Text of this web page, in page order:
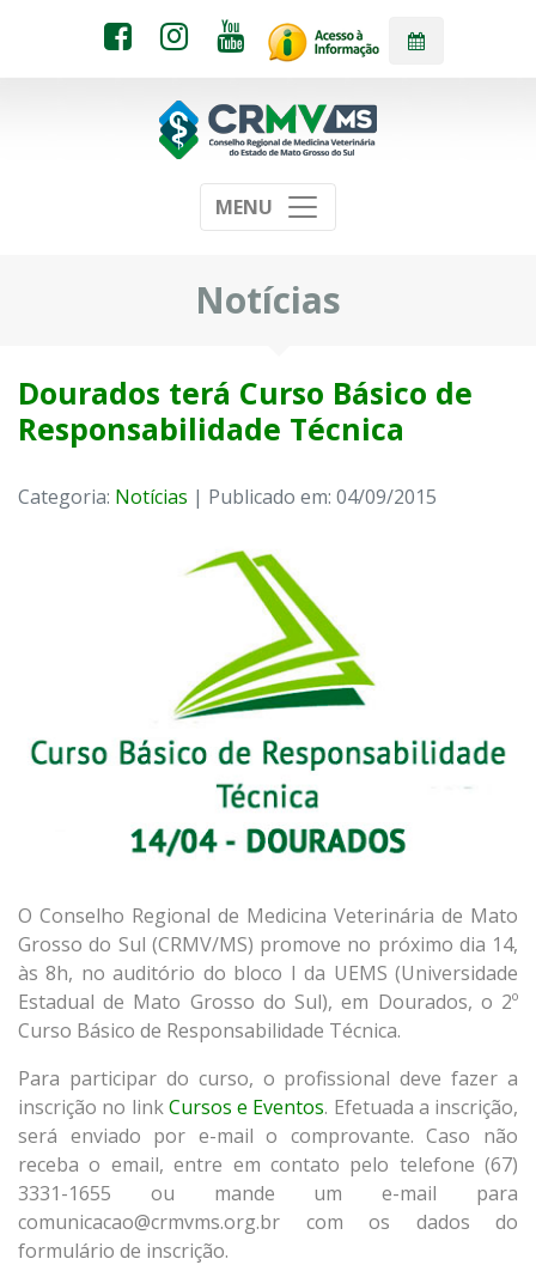
MENU
Notícias
Dourados terá Curso Básico de
Responsabilidade Técnica
Categoria: Notícias | Publicado em: 04/09/2015
O Conselho Regional de Medicina Veterinária de Mato
Grosso do Sul (CRMV/MS) promove no próximo dia 14,
às 8h, no auditório do bloco I da UEMS (Universidade
Estadual de Mato Grosso do Sul), em Dourados, o 2º
Curso Básico de Responsabilidade Técnica.
Para participar do curso, o profissional deve fazer a
inscrição no linkCursos e Eventos. Efetuada a inscrição,
será enviado por e-mail o comprovante. Caso não
receba o email, entre em contato pelo telefone (67)
3331-1655 ou mande um e-mail para
comunicacao@crmvms.org.br com os dados do
formulário de inscrição.